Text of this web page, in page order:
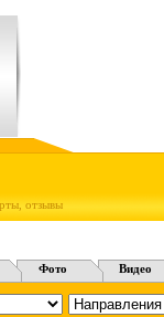
отзывы
Фото Видео